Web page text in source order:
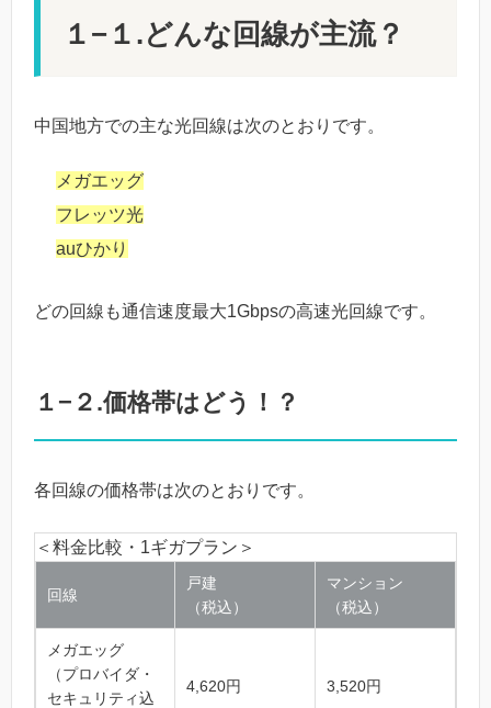
１−１.どんな回線が主流？
中国地方での主な光回線は次のとおりです。
メガエッグ
フレッツ光
auひかり
どの回線も通信速度最大1Gbpsの高速光回線です。
１−２.価格帯はどう！？
各回線の価格帯は次のとおりです。
＜料金比較・1ギガプラン＞
回線
戸建
（税込）
マンション
（税込）
メガエッグ
（プロバイダ・
セキュリティ込
4,620円 3,520円